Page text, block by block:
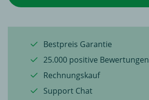
Bestpreis Garantie
25.000 positive Bewertungen
Rechnungskauf
Support Chat